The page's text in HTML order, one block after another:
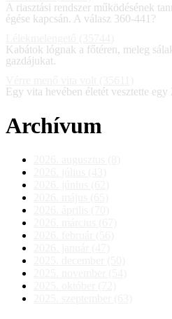
A riasztási rendszer működésének
égése kapcsán. A válasz 360-441?
Kabátok lógnak a főtéren, meleg
gazdájukat.
Egy vita hevében életét vesztette
Archívum